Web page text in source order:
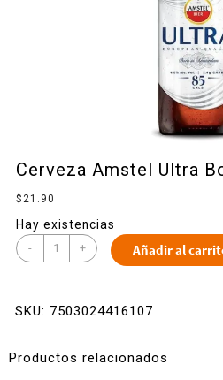
Cerveza Amstel Ultra
$21.90
Hay existencias
- + Añadir al
SKU: 7503024416107
Productos relacionados